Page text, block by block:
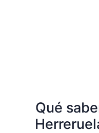
Qué